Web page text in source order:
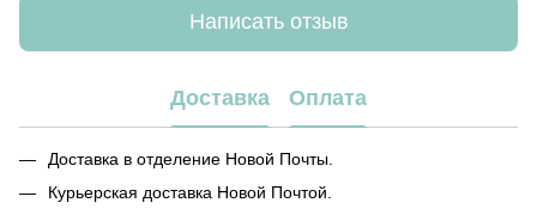
Написать отзыв
Доставка Оплата
Доставка в отделение Новой Почты.
Курьерская доставка Новой Почтой.